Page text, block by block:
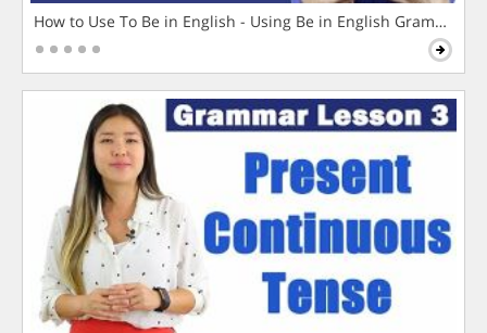
How to Use To Be in English - Using Be in English Grammar